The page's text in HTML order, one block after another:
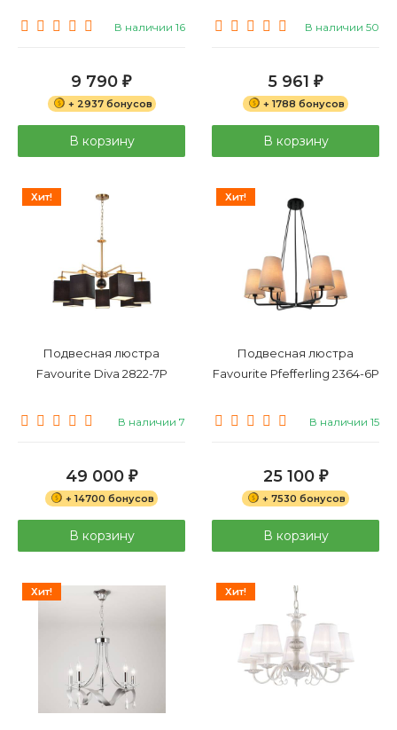
В наличии 16
9 790 ₽
+ 2937 бонусов
В корзину
В наличии 50
5 961 ₽
+ 1788 бонусов
В корзину
Хит!
Подвесная люстра
Favourite Diva 2822-7P
В наличии 7
49 000 ₽
+ 14700 бонусов
В корзину
Хит!
Подвесная люстра
Favourite Pfefferling 2364-6P
В наличии 15
25 100 ₽
+ 7530 бонусов
В корзину
Хит! Хит!